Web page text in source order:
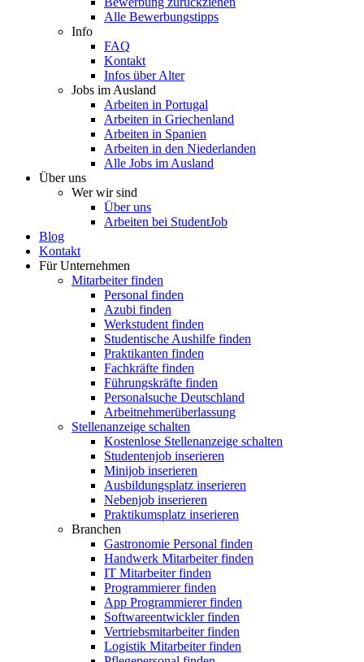
Alle Bewerbungstipps
Info
FAQ
Kontakt
Infos über Alter
Jobs im Ausland
Arbeiten in Portugal
Arbeiten in Griechenland
Arbeiten in Spanien
Arbeiten in den Niederlanden
Alle Jobs im Ausland
Über uns
Wer wir sind
Über uns
Arbeiten bei StudentJob
Blog
Kontakt
Für Unternehmen
Mitarbeiter finden
Personal finden
Azubi finden
Werkstudent finden
Studentische Aushilfe finden
Praktikanten finden
Fachkräfte finden
Führungskräfte finden
Personalsuche Deutschland
Arbeitnehmerüberlassung
Stellenanzeige schalten
Kostenlose Stellenanzeige schalten
Studentenjob inserieren
Minijob inserieren
Ausbildungsplatz inserieren
Nebenjob inserieren
Praktikumsplatz inserieren
Branchen
Gastronomie Personal finden
Handwerk Mitarbeiter finden
IT Mitarbeiter finden
Programmierer finden
App Programmierer finden
Softwareentwickler finden
Vertriebsmitarbeiter finden
Logistik Mitarbeiter finden